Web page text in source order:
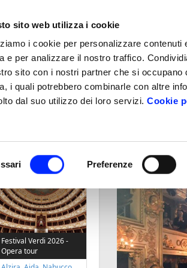
sito web utilizza i cookie
i cookie per personalizzare
e per analizzare il nostro traffico.
sito con i nostri partner che si
i quali potrebbero combinarle con altre
dal suo utilizzo dei loro servizi.Cookie
Preferenze
territorio Hotel – B&B Booking e Ristoranti News
Enogastronomia
Festival Verdi 2026 -
Opera tour